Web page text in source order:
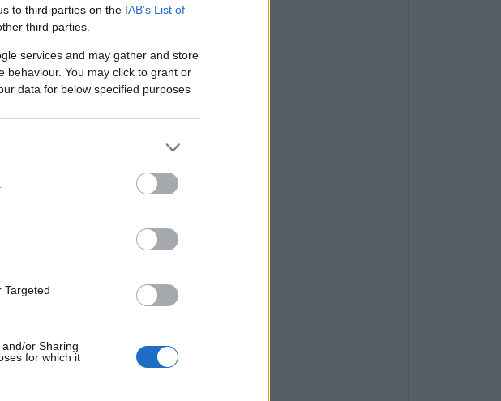
to third parties on the IAB’s List of
third parties.
services and may gather and store
behaviour. You may click to grant or
data for below specified purposes
Targeted
or Sharing
for which it
για 186
Κατά τη
υπό
μια
πρώτη
4
της
Γιάννη
σπήλαιο
του
και